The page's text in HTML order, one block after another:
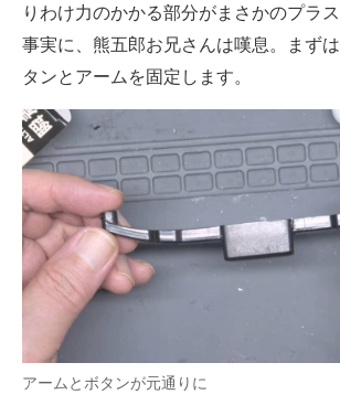
りわけ力のかかる部分がまさかのプラ
事実に、熊五郎お兄さんは嘆息。まず
タンとアームを固定します。
アームとボタンが元通りに